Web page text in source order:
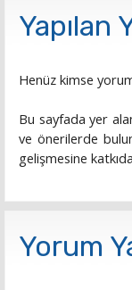
Yapılan
Henüz kimse
Bu sayfada yer
ve önerilerde
gelişmesine
Yorum